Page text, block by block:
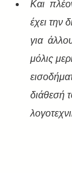
Και
έχει την
για
μόλις
διάθεσή